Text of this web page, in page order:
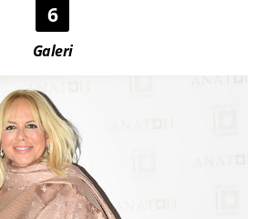
6
Galeri